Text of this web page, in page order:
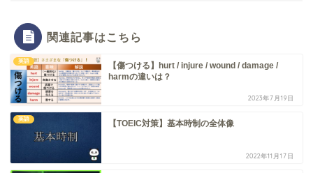
関連記事はこちら
英語
【傷つける】hurt / injure / wound / damage /
harmの違いは？
2023年7月19日
英語 【TOEIC対策】基本時制の全体像
2022年11月17日